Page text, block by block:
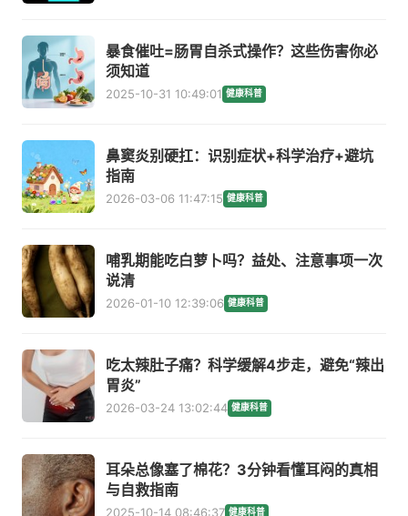
暴食催吐=肠胃自杀式操作？这些伤害你必
须知道
2025-10-31 10:49:01 健康科普
鼻窦炎别硬扛：识别症状+科学治疗+避坑
指南
2026-03-06 11:47:15 健康科普
哺乳期能吃白萝卜吗？益处、注意事项一次
说清
2026-01-10 12:39:06 健康科普
吃太辣肚子痛？科学缓解4步走，避免“辣出
胃炎”
2026-03-24 13:02:44 健康科普
耳朵总像塞了棉花？3分钟看懂耳闷的真相
与自救指南
2025-10-14 08:46:37 健康科普